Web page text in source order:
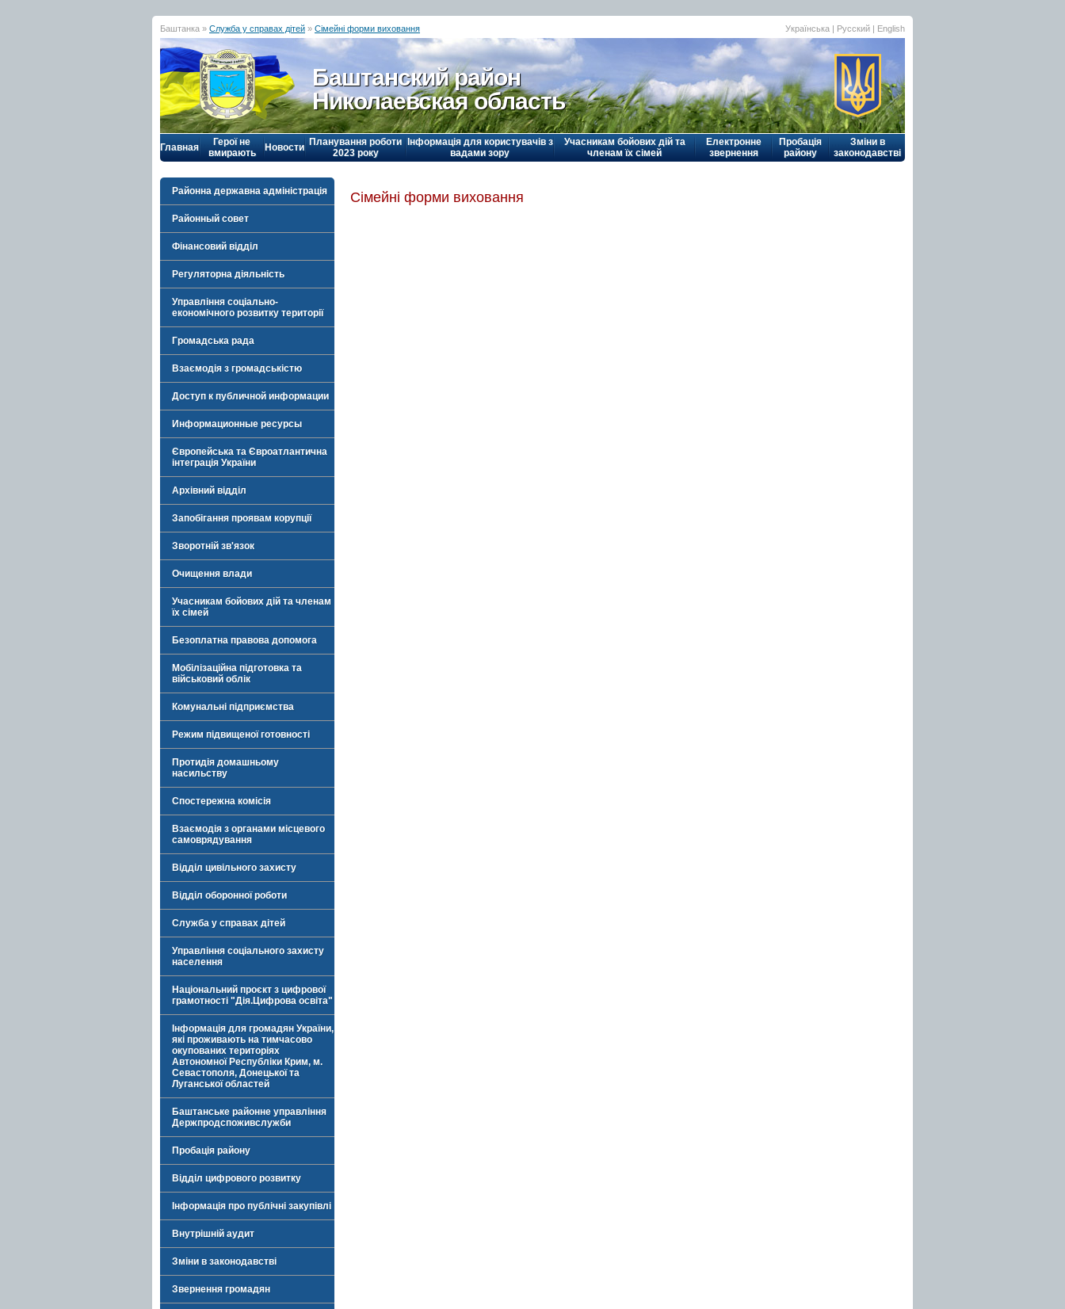
Баштанка » Служба у справах дітей » Сімейні форми виховання Українська | Русский | English
Баштанский район
Николаевская область
Главная
Герої не
вмирають
Новости Планування роботи
2023 року
Інформація для користувачів з
вадами зору
Учасникам бойових дій та
членам їх сімей
Електронне
звернення
Пробація
району
Зміни в
законодавстві
Районна державна адміністрація
Районный совет
Фінансовий відділ
Регуляторна діяльність
Управління соціально-
економічного розвитку території
Громадська рада
Взаємодія з громадськістю
Доступ к публичной информации
Информационные ресурсы
Європейська та Євроатлантична
інтеграція України
Архівний відділ
Запобігання проявам корупції
Зворотній зв'язок
Очищення влади
Учасникам бойових дій та членам
їх сімей
Безоплатна правова допомога
Мобілізаційна підготовка та
військовий облік
Комунальні підприємства
Режим підвищеної готовності
Протидія домашньому
насильству
Спостережна комісія
Взаємодія з органами місцевого
самоврядування
Відділ цивільного захисту
Відділ оборонної роботи
Служба у справах дітей
Управління соціального захисту
населення
Національний проєкт з цифрової
грамотності "Дія.Цифрова освіта"
Інформація для громадян України,
які проживають на тимчасово
окупованих територіях
Автономної Республіки Крим, м.
Севастополя, Донецької та
Луганської областей
Баштанське районне управління
Держпродспоживслужби
Пробація району
Відділ цифрового розвитку
Інформація про публічні закупівлі
Внутрішній аудит
Зміни в законодавстві
Звернення громадян
Сімейні форми виховання